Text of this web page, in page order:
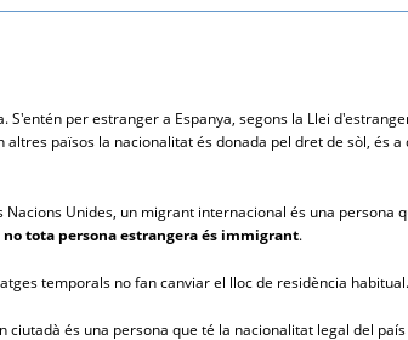
per estranger a Espanya, segons la Llei
països la nacionalitat és donada pel dret de sòl, és
Unides, un migrant internacional és una
no tota persona estrangera és immigrant.
temporals no fan canviar el lloc de residència habitual.
és una persona que té la nacionalitat legal del